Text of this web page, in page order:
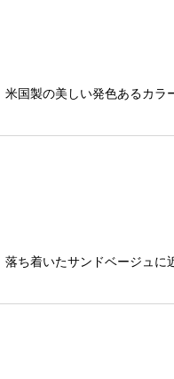
国製の美しい発色あるカラ
ち着いたサンドベージュに